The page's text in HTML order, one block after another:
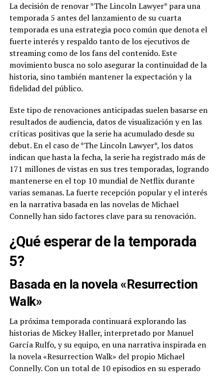
La decisión de renovar *The Lincoln Lawyer* para una
temporada 5 antes del lanzamiento de su cuarta
temporada es una estrategia poco común que denota el
fuerte interés y respaldo tanto de los ejecutivos de
streaming como de los fans del contenido. Este
movimiento busca no solo asegurar la continuidad de la
historia, sino también mantener la expectación y la
fidelidad del público.
Este tipo de renovaciones anticipadas suelen basarse en
resultados de audiencia, datos de visualización y en las
críticas positivas que la serie ha acumulado desde su
debut. En el caso de *The Lincoln Lawyer*, los datos
indican que hasta la fecha, la serie ha registrado más de
171 millones de vistas en sus tres temporadas, logrando
mantenerse en el top 10 mundial de Netflix durante
varias semanas. La fuerte recepción popular y el interés
en la narrativa basada en las novelas de Michael
Connelly han sido factores clave para su renovación.
¿Qué esperar de la temporada
5?
Basada en la novela «Resurrection
Walk»
La próxima temporada continuará explorando las
historias de Mickey Haller, interpretado por Manuel
García Rulfo, y su equipo, en una narrativa inspirada en
la novela «Resurrection Walk» del propio Michael
Connelly. Con un total de 10 episodios en su esperado